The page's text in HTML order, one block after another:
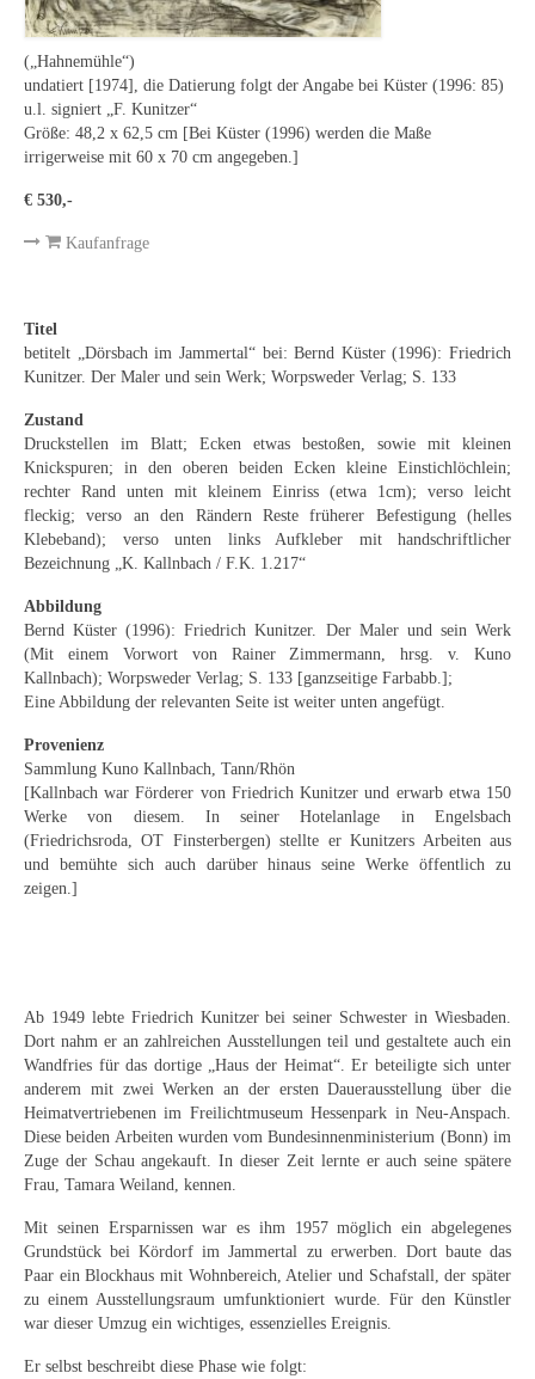
Kunst 1900-1945
Walter Becker
Ernst Geitlinger
Erich Hartmann
Paul Segieth
Weitere Künstler 1900-1945
Kunst nach 1945
Helmut Diekmann
August Lange-Brock
Ludwig (Luis) Neu
Ferdinand Springer
Arne Siegfried
Curt Wittenbecher
Herkunft & Wirkungsstätte
Berliner Künstler
Düsseldorfer Künstler
Fränkische Künstler
Hamburger Künstler
Münchner Künstler
(„Hahnemühle“)
undatiert [1974], die Datierung folgt der Angabe bei Küster (1996: 85)
u.l. signiert „F. Kunitzer“
Größe: 48,2 x 62,5 cm [Bei Küster (1996) werden die Maße
irrigerweise mit 60 x 70 cm angegeben.]
€ 530,-
Kaufanfrage
Titel
betitelt „Dörsbach im Jammertal“ bei: Bernd Küster (1996): Friedrich
Kunitzer. Der Maler und sein Werk; Worpsweder Verlag; S. 133
Zustand
Druckstellen im Blatt; Ecken etwas bestoßen, sowie mit kleinen
Knickspuren; in den oberen beiden Ecken kleine Einstichlöchlein;
rechter Rand unten mit kleinem Einriss (etwa 1cm); verso leicht
fleckig; verso an den Rändern Reste früherer Befestigung (helles
Klebeband); verso unten links Aufkleber mit handschriftlicher
Bezeichnung „K. Kallnbach / F.K. 1.217“
Abbildung
Bernd Küster (1996): Friedrich Kunitzer. Der Maler und sein Werk
(Mit einem Vorwort von Rainer Zimmermann, hrsg. v. Kuno
Kallnbach); Worpsweder Verlag; S. 133 [ganzseitige Farbabb.];
Eine Abbildung der relevanten Seite ist weiter unten angefügt.
Provenienz
Sammlung Kuno Kallnbach, Tann/Rhön
[Kallnbach war Förderer von Friedrich Kunitzer und erwarb etwa 150
Werke von diesem. In seiner Hotelanlage in Engelsbach
(Friedrichsroda, OT Finsterbergen) stellte er Kunitzers Arbeiten aus
und bemühte sich auch darüber hinaus seine Werke öffentlich zu
zeigen.]
Ab 1949 lebte Friedrich Kunitzer bei seiner Schwester in Wiesbaden.
Dort nahm er an zahlreichen Ausstellungen teil und gestaltete auch ein
Wandfries für das dortige „Haus der Heimat“. Er beteiligte sich unter
anderem mit zwei Werken an der ersten Dauerausstellung über die
Heimatvertriebenen im Freilichtmuseum Hessenpark in Neu-Anspach.
Diese beiden Arbeiten wurden vom Bundesinnenministerium (Bonn) im
Zuge der Schau angekauft. In dieser Zeit lernte er auch seine spätere
Frau, Tamara Weiland, kennen.
Mit seinen Ersparnissen war es ihm 1957 möglich ein abgelegenes
Grundstück bei Kördorf im Jammertal zu erwerben. Dort baute das
Paar ein Blockhaus mit Wohnbereich, Atelier und Schafstall, der später
zu einem Ausstellungsraum umfunktioniert wurde. Für den Künstler
war dieser Umzug ein wichtiges, essenzielles Ereignis.
Er selbst beschreibt diese Phase wie folgt: